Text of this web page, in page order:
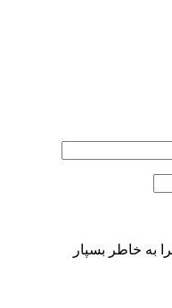
به خاطر بسپار